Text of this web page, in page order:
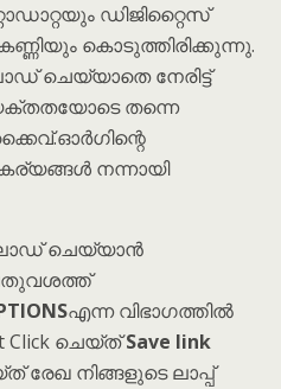
ഡിജിറ്റൈസ്
കൊടുത്തിരിക്കുന്നു.
ചെയ്യാതെ നേരിട്ട്
തന്നെ
നന്നായി
ചെയ്യാൻ
എന്ന വിഭാഗത്തിൽ
Click ചെയ്ത്Save link
രേഖ നിങ്ങളുടെ ലാപ്പ്